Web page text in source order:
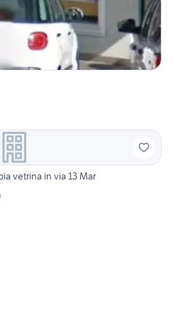
vetrina in via 13 Mar